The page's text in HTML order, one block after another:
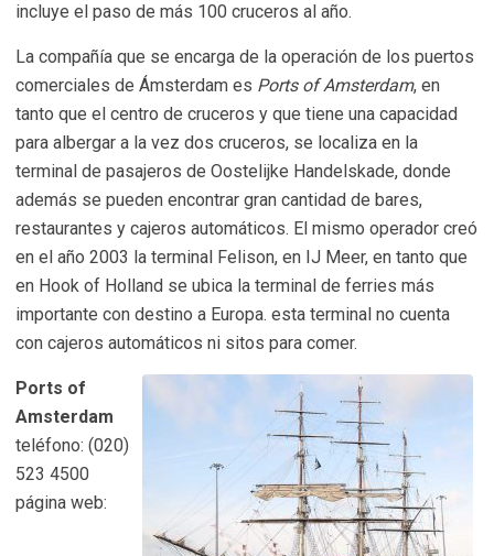
incluye el paso de más 100 cruceros al año.
La compañía que se encarga de la operación de los puertos
comerciales de Ámsterdam es Ports of Amsterdam, en
tanto que el centro de cruceros y que tiene una capacidad
para albergar a la vez dos cruceros, se localiza en la
terminal de pasajeros de Oostelijke Handelskade, donde
además se pueden encontrar gran cantidad de bares,
restaurantes y cajeros automáticos. El mismo operador creó
en el año 2003 la terminal Felison, en IJ Meer, en tanto que
en Hook of Holland se ubica la terminal de ferries más
importante con destino a Europa. esta terminal no cuenta
con cajeros automáticos ni sitos para comer.
Ports of
Amsterdam
teléfono: (020)
523 4500
página web: